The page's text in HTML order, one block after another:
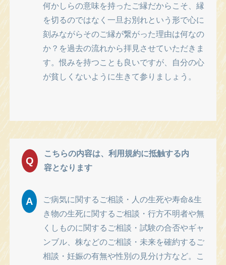
何かしらの意味を持ったご縁だからこそ、縁
を切るのではなく一旦お別れという形で心に
刻みながらそのご縁が繋がった理由は何なの
か？を過去の流れから拝見させていただきま
す。恨みを持つことも良いですが、自分の心
が貧しくないように生きて参りましょう。
Q
こちらの内容は、利用規約に抵触する内
容となります
A
ご病気に関するご相談・人の生死や寿命&生
き物の生死に関するご相談・行方不明者や無
くしものに関するご相談・試験の合否やギャ
ンブル、株などのご相談・未来を確約するご
相談・妊娠の有無や性別の見分け方など。こ